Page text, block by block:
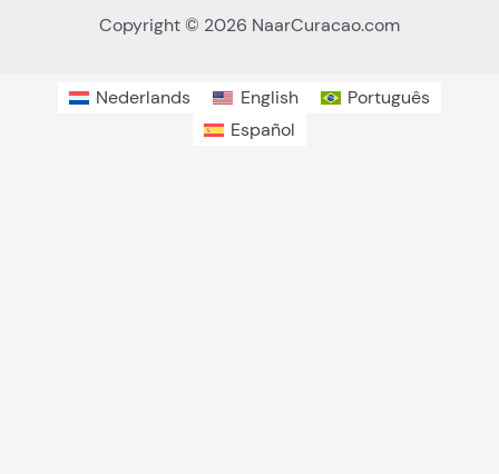
Copyright © 2026 NaarCuracao.com
Nederlands English
Português